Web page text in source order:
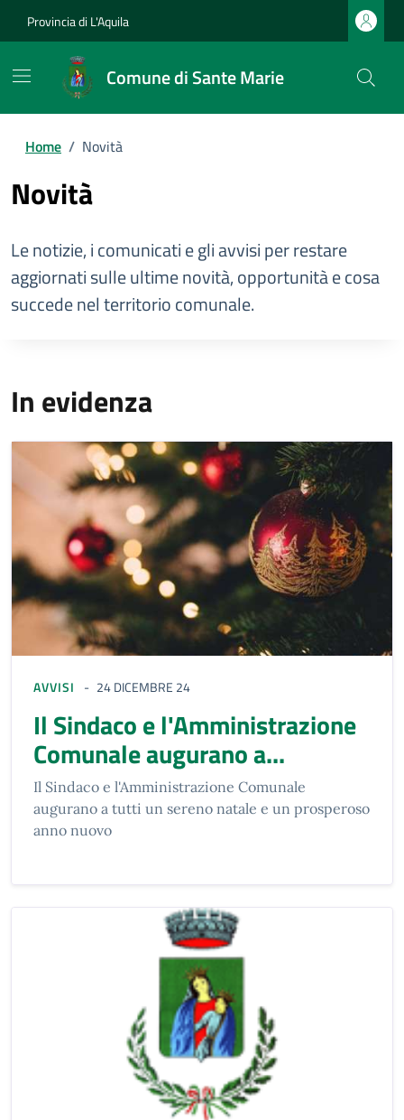
Provincia di L'Aquila
Comune di Sante Marie
Home / Novità
Novità
Le notizie, i comunicati e gli avvisi per restare
aggiornati sulle ultime novità, opportunità e cosa
succede nel territorio comunale.
In evidenza
AVVISI 24 DICEMBRE 24
Il Sindaco e l'Amministrazione
Comunale augurano a...
Il Sindaco e l'Amministrazione Comunale
augurano a tutti un sereno natale e un prosperoso
anno nuovo